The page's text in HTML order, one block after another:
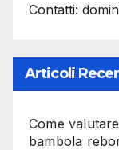
Contatti:
Articoli
Come
bambola